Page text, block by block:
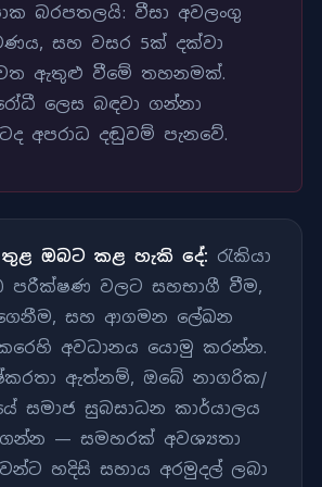
බරපතලයි: වීසා අවලංගු
සහ වසර 5ක් දක්වා
ඇතුළු වීමේ තහනමක්.
ලෙස බඳවා ගන්නා
අපරාධ දඬුවම් පැනවේ.
ඔබට කළ හැකි දේ: රැකියා
පරීක්ෂණ වලට සහභාගී වීම,
සහ ආගමන ලේඛන
අවධානය යොමු කරන්න.
ඇත්නම්, ඔබේ නාගරික/
සමාජ සුබසාධන කාර්යාලය
— සමහරක් අවශ්‍යතා
හදිසි සහාය අරමුදල් ලබා